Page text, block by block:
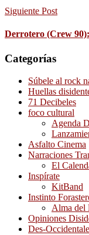
Siguiente Post
Derrotero (Crew
Categorías
Súbele al rock
Huellas
71 Decibeles
foco cultural
Agenda
Asfalto Cinema
Narraciones
El
Inspírate
KitBand
Instinto
Alma del
Opiniones
Des-